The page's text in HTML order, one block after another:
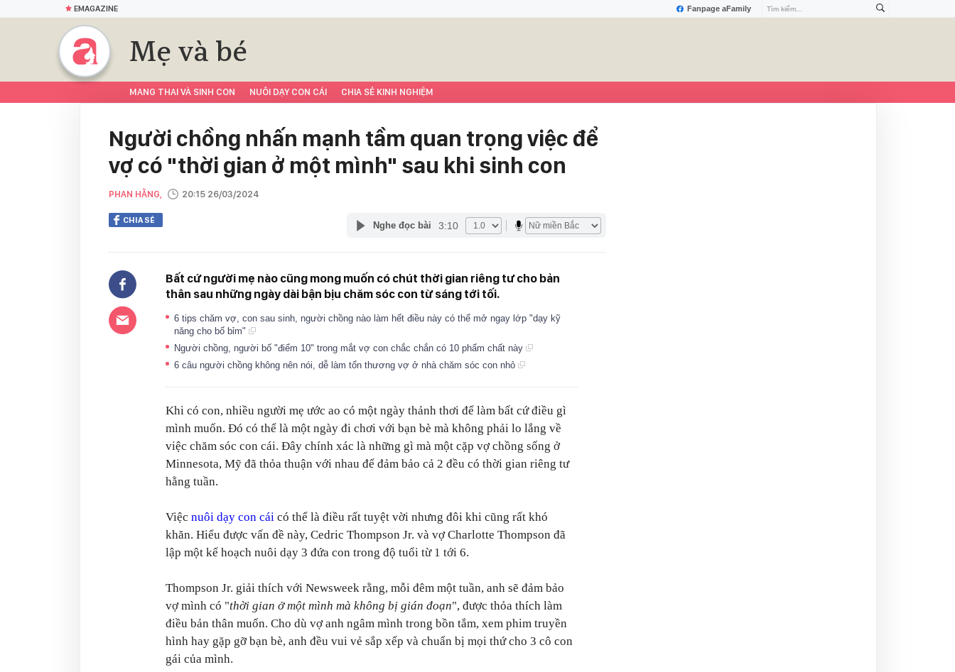
Fanpage aFamily
EMAGAZINE
Mẹ và bé
MANG THAI VÀ SINH CON NUÔI DẠY CON CÁI CHIA SẺ KINH NGHIỆM
Người chồng nhấn mạnh tầm quan trọng việc để
vợ có "thời gian ở một mình" sau khi sinh con
PHAN HẰNG, 20:15 26/03/2024
CHIA SẺ Nghe đọc bài 3:10
Bất cứ người mẹ nào cũng mong muốn có chút thời gian riêng tư cho bản
thân sau những ngày dài bận bịu chăm sóc con từ sáng tới tối.
6 tips chăm vợ, con sau sinh, người chồng nào làm hết điều này có thể mở ngay lớp "dạy kỹ
năng cho bố bỉm"
Người chồng, người bố "điểm 10" trong mắt vợ con chắc chắn có 10 phẩm chất này
6 câu người chồng không nên nói, dễ làm tổn thương vợ ở nhà chăm sóc con nhỏ
Khi có con, nhiều người mẹ ước ao có một ngày thảnh thơi để làm bất cứ điều gì
mình muốn. Đó có thể là một ngày đi chơi với bạn bè mà không phải lo lắng về
việc chăm sóc con cái. Đây chính xác là những gì mà một cặp vợ chồng sống ở
Minnesota, Mỹ đã thỏa thuận với nhau để đảm bảo cả 2 đều có thời gian riêng tư
hằng tuần.
Việc nuôi dạy con cái có thể là điều rất tuyệt vời nhưng đôi khi cũng rất khó
khăn. Hiểu được vấn đề này, Cedric Thompson Jr. và vợ Charlotte Thompson đã
lập một kế hoạch nuôi dạy 3 đứa con trong độ tuổi từ 1 tới 6.
Thompson Jr. giải thích với Newsweek rằng, mỗi đêm một tuần, anh sẽ đảm bảo
vợ mình có "thời gian ở một mình mà không bị gián đoạn", được thỏa thích làm
điều bản thân muốn. Cho dù vợ anh ngâm mình trong bồn tắm, xem phim truyền
hình hay gặp gỡ bạn bè, anh đều vui vẻ sắp xếp và chuẩn bị mọi thứ cho 3 cô con
gái của mình.